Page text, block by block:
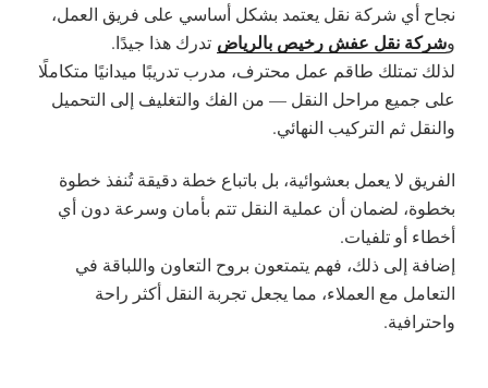
نجاح أي شركة نقل يعتمد بشكل أساسي على فريق العمل،
وشركة نقل عفش رخيص بالرياض تدرك هذا جيدًا.
لذلك تمتلك طاقم عمل محترف، مدرب تدريبًا ميدانيًا متكاملًا
على جميع مراحل النقل — من الفك والتغليف إلى التحميل
والنقل ثم التركيب النهائي.
الفريق لا يعمل بعشوائية، بل باتباع خطة دقيقة تُنفذ خطوة
بخطوة، لضمان أن عملية النقل تتم بأمان وسرعة دون أي
أخطاء أو تلفيات.
إضافة إلى ذلك، فهم يتمتعون بروح التعاون واللباقة في
التعامل مع العملاء، مما يجعل تجربة النقل أكثر راحة
واحترافية.